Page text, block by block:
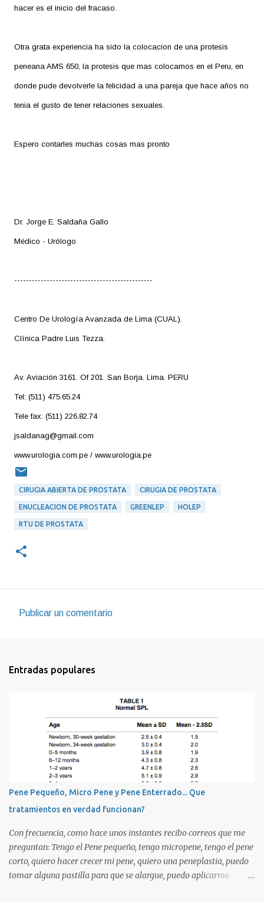
hacer es el inicio del fracaso.
Otra grata experiencia ha sido la colocacion de una protesis
peneana AMS 650, la protesis que mas colocamos en el Peru, en
donde pude devolverle la felicidad a una pareja que hace años no
tenia el gusto de tener relaciones sexuales.
Espero contarles muchas cosas mas pronto
Dr. Jorge E. Saldaña Gallo
Médico - Urólogo
-----------------------------------------------
Centro De Urología Avanzada de Lima (CUAL).
Clínica Padre Luis Tezza.
Av. Aviación 3161. Of 201. San Borja. Lima. PERU
Tel: (511) 475.65.24
Tele fax: (511) 226.82.74
jsaldanag@gmail.com
www.urologia.com.pe / www.urologia.pe
CIRUGIA ABIERTA DE PROSTATA CIRUGIA DE PROSTATA
ENUCLEACION DE PROSTATA GREENLEP HOLEP
RTU DE PROSTATA
e
s
Publicar un comentario
Entradas populares
Pene Pequeño, Micro Pene y Pene Enterrado... Que
tratamientos en verdad funcionan?
Con frecuencia, como hace unos instantes recibo correos que me
preguntan: Tengo el Pene pequeño, tengo micropene, tengo el pene
corto, quiero hacer crecer mi pene, quiero una peneplastia, puedo
tomar alguna pastilla para que se alargue, puedo aplicarme